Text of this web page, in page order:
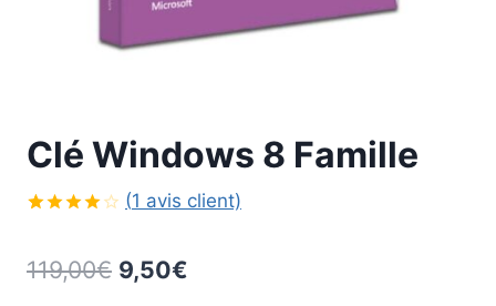
Clé Windows 8 Famille
5 basé
(1 avis client)
119,00€ Le
9,50€